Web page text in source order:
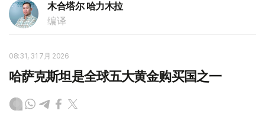
木合塔尔 哈力木拉
编译
08:31, 31 7月 2026
哈萨克斯坦是全球五大黄金购买国之一